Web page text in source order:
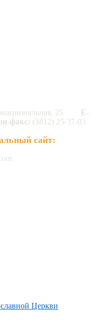
25
E-
факс: (3812) 25-37-03
сайт: